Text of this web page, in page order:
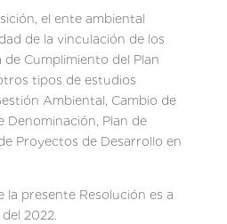
el ente ambiental
de la vinculación de los
Cumplimiento del Plan
tipos de estudios
Ambiental, Cambio de
Denominación, Plan de
Proyectos de Desarrollo en
la presente Resolución es a
2022.